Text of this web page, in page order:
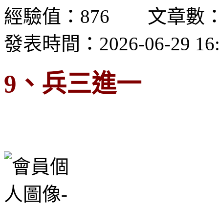
經驗值：876 文章數
發表時間：2026-06-29
9、兵三進一